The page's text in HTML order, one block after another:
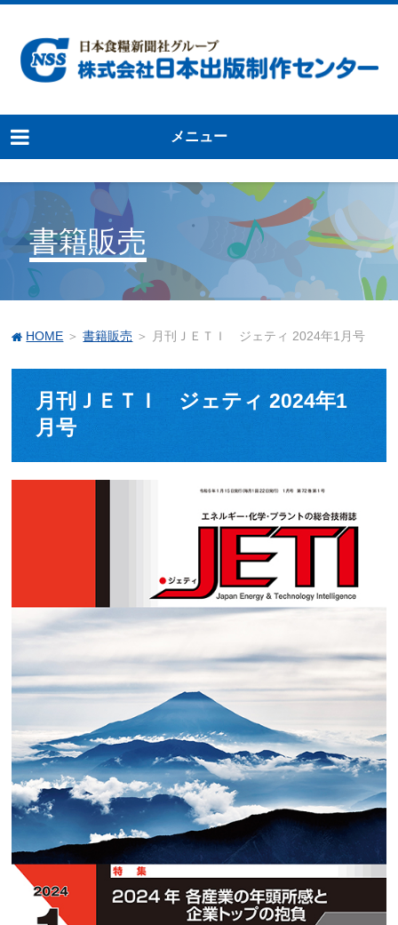
メニュー
書籍販売
HOME ＞書籍販売 ＞ 月刊ＪＥＴＩ ジェティ 2024年1月号
月刊ＪＥＴＩ ジェティ 2024年1
月号